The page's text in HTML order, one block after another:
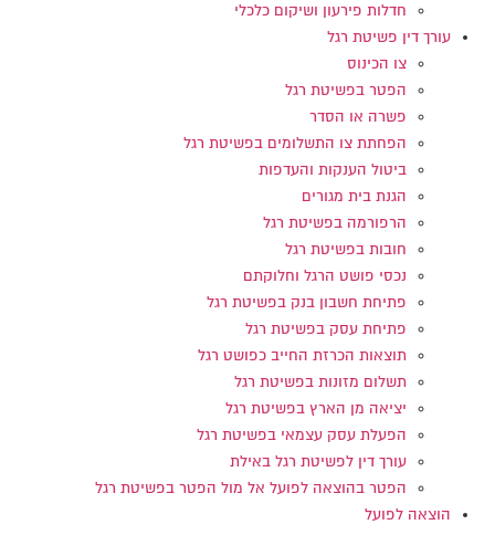
חדלות פירעון ושיקום כלכלי
עורך דין פשיטת רגל
צו הכינוס
הפטר בפשיטת רגל
פשרה או הסדר
הפחתת צו התשלומים בפשיטת רגל
ביטול הענקות והעדפות
הגנת בית מגורים
הרפורמה בפשיטת רגל
חובות בפשיטת רגל
נכסי פושט הרגל וחלוקתם
פתיחת חשבון בנק בפשיטת רגל
פתיחת עסק בפשיטת רגל
תוצאות הכרזת החייב כפושט רגל
תשלום מזונות בפשיטת רגל
יציאה מן הארץ בפשיטת רגל
הפעלת עסק עצמאי בפשיטת רגל
עורך דין לפשיטת רגל באילת
הפטר בהוצאה לפועל אל מול הפטר בפשיטת רגל
הוצאה לפועל